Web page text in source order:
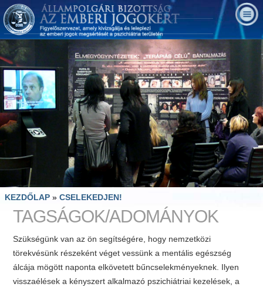
KEZDŐLAP » CSELEKEDJEN!
TAGSÁGOK/ADOMÁNYOK
Szükségünk van az ön segítségére, hogy nemzetközi
törekvésünk részeként véget vessünk a mentális egészség
álcája mögött naponta elkövetett bűncselekményeknek. Ilyen
visszaélések a kényszert alkalmazó pszichiátriai kezelések, a